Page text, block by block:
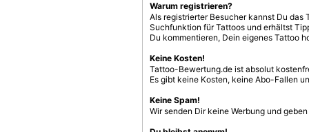
Warum registrieren?
Als registrierter Besucher kannst Du
Suchfunktion für Tattoos und erhältst
Du kommentieren, Dein eigenes Tattoo
Keine Kosten!
Tattoo-Bewertung.de ist absolut
Es gibt keine Kosten, keine Abo-Fallen
Keine Spam!
Wir senden Dir keine Werbung und